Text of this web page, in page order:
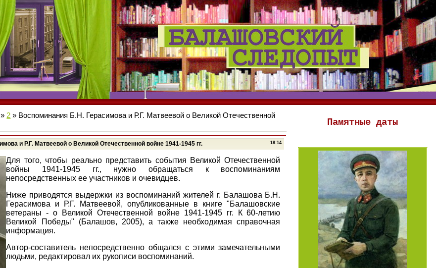
Памятные даты
» 2 » Воспоминания Б.Н. Герасимова и Р.Г. Матвеевой о Великой Отечественной
18:14
и Р.Г. Матвеевой о Великой Отечественной войне 1941-1945 гг.
Для того, чтобы реально представить события Великой Отечественной
войны 1941-1945 гг., нужно обращаться к воспоминаниям
непосредственных ее участников и очевидцев.
Ниже приводятся выдержки из воспоминаний жителей г. Балашова Б.Н.
Герасимова и Р.Г. Матвеевой, опубликованные в книге "Балашовские
ветераны - о Великой Отечественной войне 1941-1945 гг. К 60-летию
Великой Победы" (Балашов, 2005), а также необходимая справочная
информация.
Автор-составитель непосредственно общался с этими замечательными
людьми, редактировал их рукописи воспоминаний.